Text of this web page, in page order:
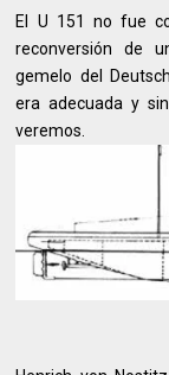
El U 151 no fue
reconversión de
gemelo del
era adecuada y
veremos.